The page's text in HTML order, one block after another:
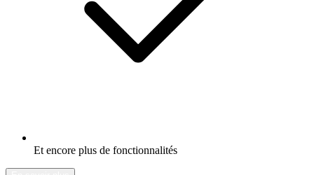
Et encore plus de fonctionnalités